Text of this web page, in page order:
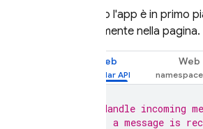
Quando l'app è in primo
direttamente nella pagina.
Web Web
// Handle incoming
// - a message is